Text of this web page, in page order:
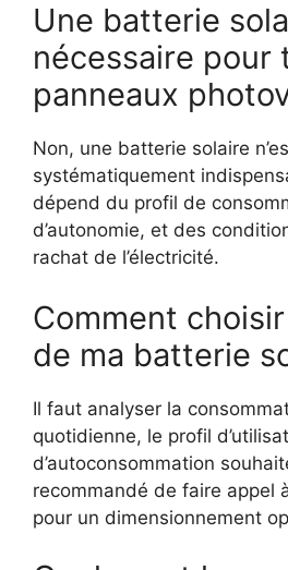
Une batterie
nécessaire pour
panneaux
Non, une batterie solaire
systématiquement
dépend du profil de
d’autonomie, et des
rachat de l’électricité.
Comment
de ma batterie
Il faut analyser la
quotidienne, le profil
d’autoconsommation
recommandé de faire appel
pour un dimensionnement